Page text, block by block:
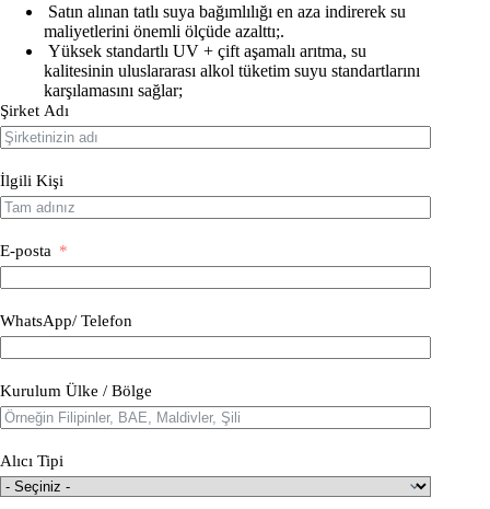
Satın alınan tatlı suya bağımlılığı en aza indirerek su
maliyetlerini önemli ölçüde azalttı;.
Yüksek standartlı UV + çift aşamalı arıtma, su
kalitesinin uluslararası alkol tüketim suyu standartlarını
karşılamasını sağlar;
Şirket Adı
İlgili Kişi
E-posta
WhatsApp/ Telefon
Kurulum Ülke / Bölge
Alıcı Tipi